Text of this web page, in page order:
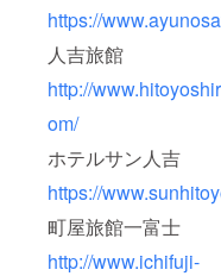
https://
人吉旅館
http://
om/
ホテルサン人吉
https://
町屋旅館一富士
http://www.ichifuji-